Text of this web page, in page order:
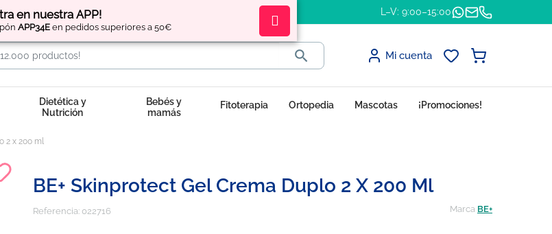
en nuestra APP!
APP34E en pedidos superiores a 50€
Regístratey obtén L–V: 9:00–15:00
 Mi cuenta
Dietética y
Nutrición
Bebés y
mamás
Fitoterapia Ortopedia Mascotas ¡Promociones!
2 x 200 ml
BE+ Skinprotect Gel Crema Duplo 2 X 200 Ml
Referencia: 022716 Marca BE+